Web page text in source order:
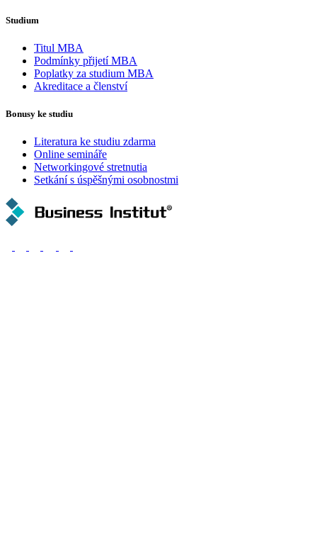
Studium
Titul MBA
Podmínky přijetí MBA
Poplatky za studium MBA
Akreditace a členství
Bonusy ke studiu
Literatura ke studiu zdarma
Online semináře
Networkingové stretnutia
Setkání s úspěšnými osobnostmi